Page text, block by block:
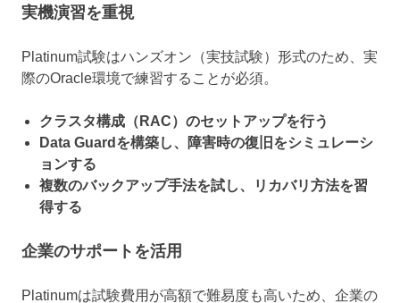
実機演習を重視
Platinum試験はハンズオン（実技試験）形式のため、実
際のOracle環境で練習することが必須。
クラスタ構成（RAC）のセットアップを行う
Data Guardを構築し、障害時の復旧をシミュレーシ
ョンする
複数のバックアップ手法を試し、リカバリ方法を習
得する
企業のサポートを活用
Platinumは試験費用が高額で難易度も高いため、企業の